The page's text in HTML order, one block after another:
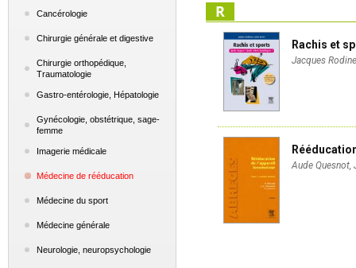
Cancérologie
Chirurgie générale et digestive
Chirurgie orthopédique,
Traumatologie
Gastro-entérologie, Hépatologie
Gynécologie, obstétrique, sage-
femme
Imagerie médicale
Médecine de rééducation
Médecine du sport
Médecine générale
Neurologie, neuropsychologie
R
Rachis et
Jacques
Aude Quesnot,